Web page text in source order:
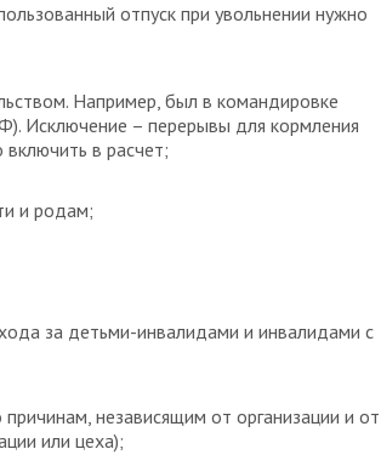
отпуск при увольнении нужно
Например, был в командировке
Исключение – перерывы для кормления
в расчет;
и родам;
за детьми-инвалидами и инвалидами с
независящим от организации и от
или цеха);